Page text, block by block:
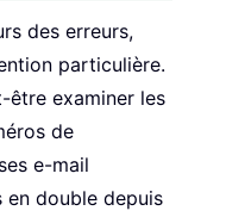
des erreurs,
particulière.
être examiner les
de
e-mail
en double depuis